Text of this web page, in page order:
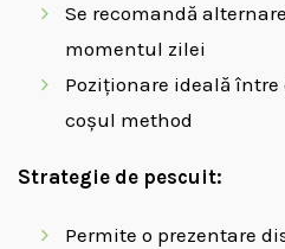
Se recomandă
momentul zilei
Poziționare ideală
coșul method
Strategie de pescuit:
Permite o prezentare